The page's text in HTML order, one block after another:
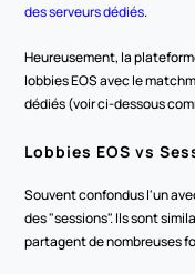
des serveurs dédiés.
Heureusement, la
lobbies EOS avec le
dédiés (voir ci-dessous
Lobbies EOS vs
Souvent confondus l'un
des "sessions". Ils sont
partagent de nombreuses